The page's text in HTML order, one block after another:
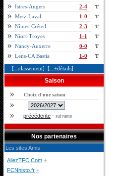
Istres-Angers 2-4 T
Metz-Laval 1-0 T
Nîmes-Créteil 2-3 T
Niort-Troyes 1-1 T
Nancy-Auxerre 0-0 T
Lens-CA Bastia 1-0 T
[...classement] [...+détails]
Saison
Choix d'une saison
précédente - suivante
Nos partenaires
Les sites Amis
AllezTFC.Com +
FCNhisto.fr +